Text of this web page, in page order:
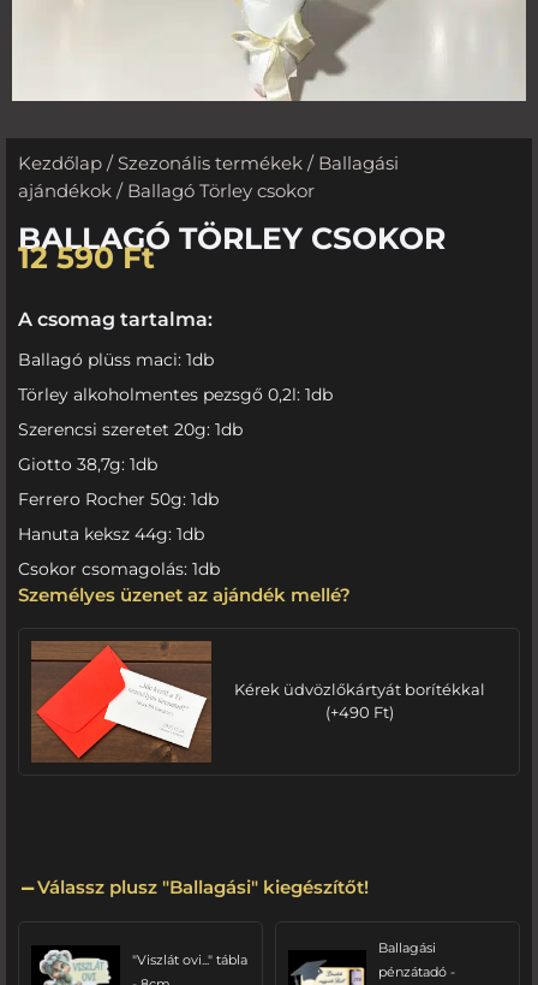
Kezdőlap / Szezonális termékek / Ballagási
ajándékok / Ballagó Törley csokor
BALLAGÓ TÖRLEY CSOKOR
12 590Ft
A csomag tartalma:
Ballagó plüss maci: 1db
Törley alkoholmentes pezsgő 0,2l: 1db
Szerencsi szeretet 20g: 1db
Giotto 38,7g: 1db
Ferrero Rocher 50g: 1db
Hanuta keksz 44g: 1db
Csokor csomagolás: 1db
Személyes üzenet az ajándék mellé?
Kérek üdvözlőkártyát borítékkal
(+490 Ft)
Válassz plusz "Ballagási" kiegészítőt!
"Viszlát ovi..." tábla
Ballagási
pénzátadó -